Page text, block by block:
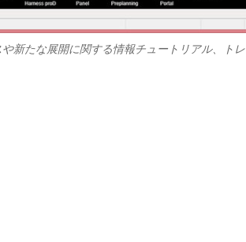
新たな展開に関する情報チュートリアル、ト